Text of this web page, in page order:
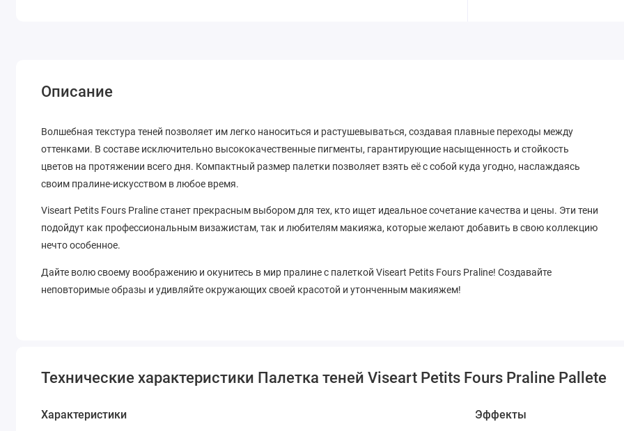
Описание
Волшебная текстура теней позволяет им легко наноситься и растушевываться, создавая плавные переходы между
оттенками. В составе исключительно высококачественные пигменты, гарантирующие насыщенность и стойкость
цветов на протяжении всего дня. Компактный размер палетки позволяет взять её с собой куда угодно, наслаждаясь
своим пралине-искусством в любое время.
Viseart Petits Fours Praline станет прекрасным выбором для тех, кто ищет идеальное сочетание качества и цены. Эти тени
подойдут как профессиональным визажистам, так и любителям макияжа, которые желают добавить в свою коллекцию
нечто особенное.
Дайте волю своему воображению и окунитесь в мир пралине с палеткой Viseart Petits Fours Praline! Создавайте
неповторимые образы и удивляйте окружающих своей красотой и утонченным макияжем!
Технические характеристики Палетка теней Viseart Petits Fours Praline Pallete
Характеристики Эффекты